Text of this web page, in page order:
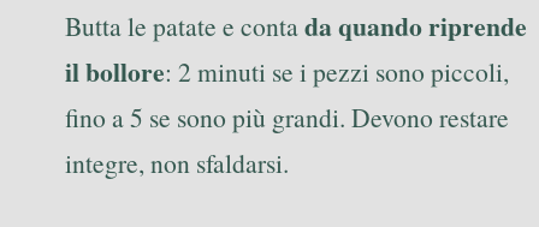
Butta le patate e contada quando riprende
il bollore: 2 minuti se i pezzi sono piccoli,
fino a 5 se sono più grandi. Devono restare
integre, non sfaldarsi.